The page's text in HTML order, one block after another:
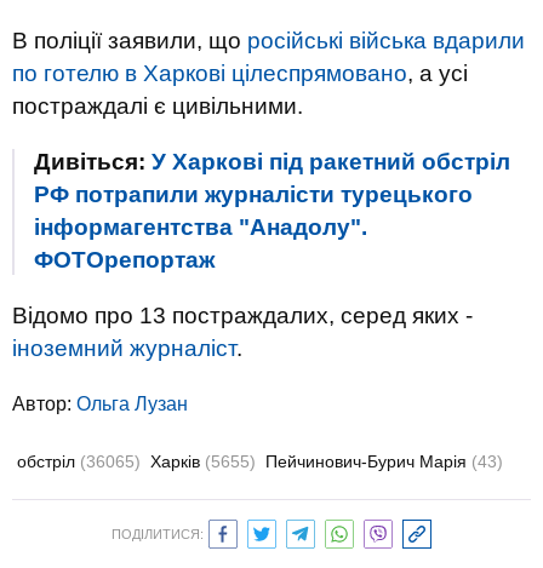
В поліції заявили, що російські війська вдарили
по готелю в Харкові цілеспрямовано, а усі
постраждалі є цивільними.
Дивіться: У Харкові під ракетний обстріл
РФ потрапили журналісти турецького
інформагентства "Анадолу".
ФОТОрепортаж
Відомо про 13 постраждалих, серед яких -
іноземний журналіст.
Автор: Ольга Лузан
обстріл (36065) Харків (5655) Пейчинович-Бурич Марія (43)
ПОДІЛИТИСЯ: